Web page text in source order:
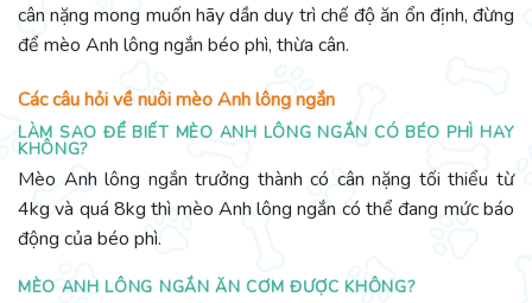
cân nặng mong muốn hãy dần duy trì chế độ ăn ổn định, đừng
để mèo Anh lông ngắn béo phì, thừa cân.
Các câu hỏi về nuôi mèo Anh lông ngắn
LÀM SAO ĐỂ BIẾT MÈO ANH LÔNG NGẮN CÓ BÉO PHÌ HAY
KHÔNG?
Mèo Anh lông ngắn trưởng thành có cân nặng tối thiểu từ
4kg và quá 8kg thì mèo Anh lông ngắn có thể đang mức báo
động của béo phì.
MÈO ANH LÔNG NGẮN ĂN CƠM ĐƯỢC KHÔNG?